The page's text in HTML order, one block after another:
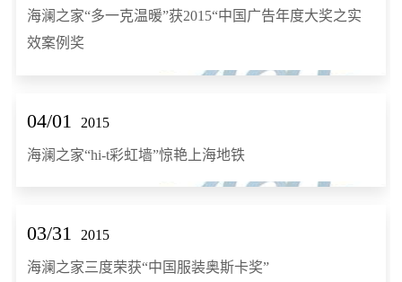
海澜之家“多一克温暖”获2015“中国广告年度大奖之实
效案例奖
04/01 2015
海澜之家“hi-t彩虹墙”惊艳上海地铁
03/31 2015
海澜之家三度荣获“中国服装奥斯卡奖”